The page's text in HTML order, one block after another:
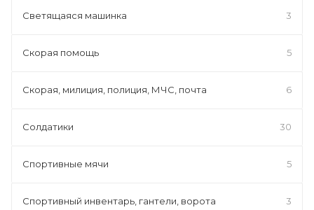
Светящаяся машинка 3
Скорая помощь 5
Скорая, милиция, полиция, МЧС, почта 6
Солдатики 30
Спортивные мячи 5
Спортивный инвентарь, гантели, ворота 3